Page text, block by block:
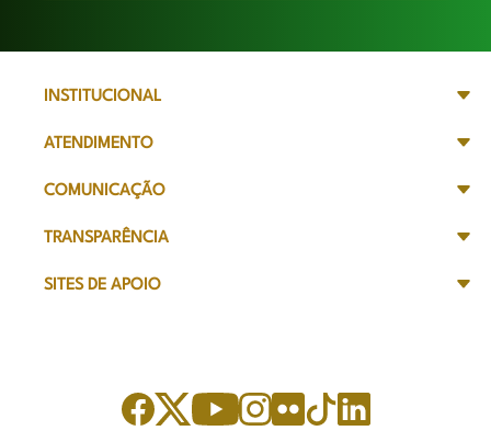
INSTITUCIONAL
ATENDIMENTO
COMUNICAÇÃO
TRANSPARÊNCIA
SITES DE APOIO